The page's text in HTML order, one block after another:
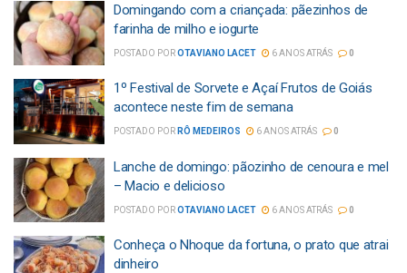
Domingando com a criançada: pãezinhos de
farinha de milho e iogurte
POSTADO POROTAVIANO LACET 6 ANOS ATRÁS 0
1º Festival de Sorvete e Açaí Frutos de Goiás
acontece neste fim de semana
POSTADO POR RÔ MEDEIROS 6 ANOS ATRÁS 0
Lanche de domingo: pãozinho de cenoura e mel
– Macio e delicioso
POSTADO POROTAVIANO LACET 6 ANOS ATRÁS 0
Conheça o Nhoque da fortuna, o prato que atrai
dinheiro